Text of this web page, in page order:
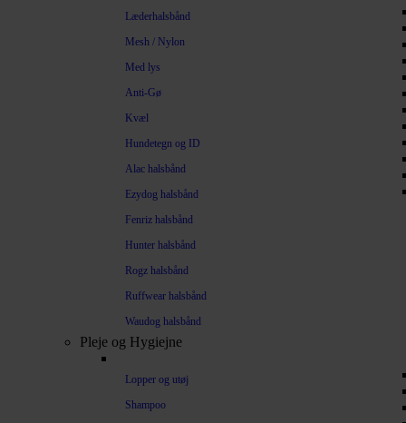
Læderhalsbånd
Mesh / Nylon
Med lys
Anti-Gø
Kvæl
Hundetegn og ID
Alac halsbånd
Ezydog halsbånd
Fenriz halsbånd
Hunter halsbånd
Rogz halsbånd
Ruffwear halsbånd
Waudog halsbånd
Pleje og Hygiejne
Lopper og utøj
Shampoo